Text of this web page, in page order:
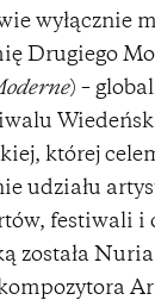
wyłącznie
Drugiego
) –
której
udziału
festiwali i
została